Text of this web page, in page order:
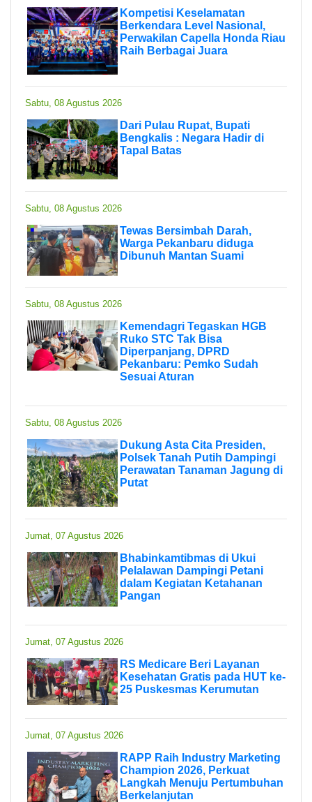
Kompetisi Keselamatan
Berkendara Level Nasional,
Perwakilan Capella Honda Riau
Raih Berbagai Juara
Sabtu, 08 Agustus 2026
Dari Pulau Rupat, Bupati
Bengkalis : Negara Hadir di
Tapal Batas
Sabtu, 08 Agustus 2026
Tewas Bersimbah Darah,
Warga Pekanbaru diduga
Dibunuh Mantan Suami
Sabtu, 08 Agustus 2026
Kemendagri Tegaskan HGB
Ruko STC Tak Bisa
Diperpanjang, DPRD
Pekanbaru: Pemko Sudah
Sesuai Aturan
Sabtu, 08 Agustus 2026
Dukung Asta Cita Presiden,
Polsek Tanah Putih Dampingi
Perawatan Tanaman Jagung di
Putat
Jumat, 07 Agustus 2026
Bhabinkamtibmas di Ukui
Pelalawan Dampingi Petani
dalam Kegiatan Ketahanan
Pangan
Jumat, 07 Agustus 2026
RS Medicare Beri Layanan
Kesehatan Gratis pada HUT ke-
25 Puskesmas Kerumutan
Jumat, 07 Agustus 2026
RAPP Raih Industry Marketing
Champion 2026, Perkuat
Langkah Menuju Pertumbuhan
Berkelanjutan